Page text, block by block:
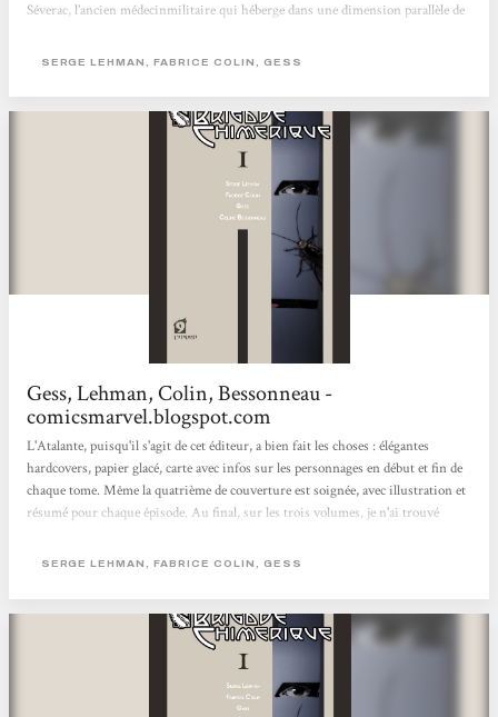
Séverac, l’ancien médecinmilitaire qui héberge dans une dimension parallèle de
laissaitvolontairement de nombreuses ellipses jusqu’ici se fait plus clair,plus
SERGE LEHMAN, FABRICE COLIN, GESS
Gess, Lehman, Colin, Bessonneau -
comicsmarvel.blogspot.com
L'Atalante, puisqu'il s'agit de cet éditeur, a bien fait les choses : élégantes
hardcovers, papier glacé, carte avec infos sur les personnages en début et fin de
chaque tome. Même la quatrième de couverture est soignée, avec illustration et
résumé pour chaque épisode. Au final, sur les trois volumes, je n'ai trouvé
case, au niveau du lettrage. Autant dire rien du tout en comparaison de certains
ancrée dans l'Histoire et les...
SERGE LEHMAN, FABRICE COLIN, GESS